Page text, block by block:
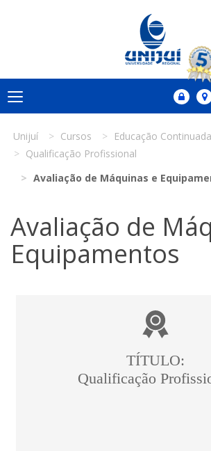
Unijuí Cursos
Educação Continuada
Qualificação Profissional
Avaliação de Máquinas e
Avaliação de
Equipamentos